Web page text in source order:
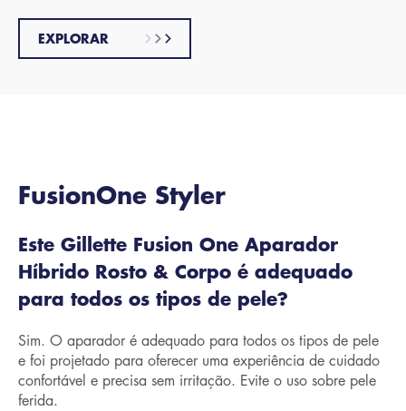
EXPLORAR
FusionOne Styler
Este Gillette Fusion One Aparador
Híbrido Rosto & Corpo é adequado
para todos os tipos de pele?
Sim. O aparador é adequado para todos os tipos de pele
e foi projetado para oferecer uma experiência de cuidado
confortável e precisa sem irritação. Evite o uso sobre pele
ferida.